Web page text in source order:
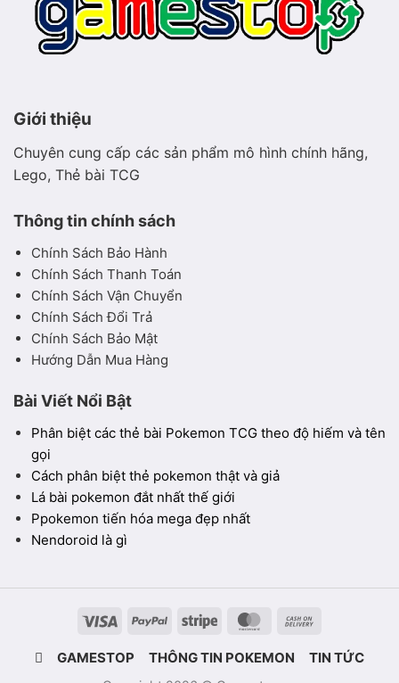
Giới thiệu
Chuyên cung cấp các sản phẩm mô hình chính hãng,
Lego, Thẻ bài TCG
Thông tin chính sách
Chính Sách Bảo Hành
Chính Sách Thanh Toán
Chính Sách Vận Chuyển
Chính Sách Đổi Trả
Chính Sách Bảo Mật
Hướng Dẫn Mua Hàng
Bài Viết Nổi Bật
Phân biệt các thẻ bài Pokemon TCG theo độ hiếm và tên
gọi
Cách phân biệt thẻ pokemon thật và giả
Lá bài pokemon đắt nhất thế giới
Ppokemon tiến hóa mega đẹp nhất
Nendoroid là gì
Visa PayPal Stripe MasterCard
Delivery
GAMESTOP THÔNG TIN POKEMON TIN TỨC